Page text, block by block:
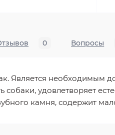
0 Вопросы
Является необходимым
собаки, удовлетворяет
камня, содержит